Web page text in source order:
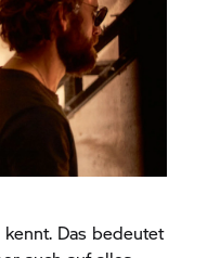
Das bedeutet